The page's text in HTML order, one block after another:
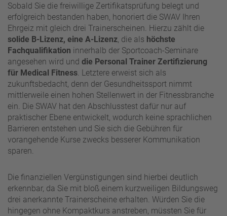
Sobald Sie die freiwillige Zertifikatsprüfung belegt und
erfolgreich bestanden haben, honoriert die SWAV Ihren
Ehrgeiz mit gleich drei Trainerscheinen. Hierzu zählt die
solide B-Lizenz, eine A-Lizenz, die als höchste
Fachqualifikation innerhalb der Sportcoach-Seminare
angesehen wird und die Personal Trainer Zertifizierung
für Medical Fitness . Letztere erweist sich als
zukunftsbedacht, denn der Gesundheitssport nimmt
mittlerweile einen hohen Stellenwert in der Fitnessbranche
ein. Die SWAV hat den Abschlusstest dafür nur auf
praktischer Ebene entwickelt, wodurch keine sprachlichen
Barrieren entstehen und Sie sich die Gebühren für
vorangehende Kurse zwecks besserer Kommunikation
sparen.
Die finanziellen Vergünstigungen sind hierbei deutlich
erkennbar, da Sie mit bloß einem kurzweiligen Bildungsweg
drei anerkannte Trainerscheine erhalten. Würden Sie die
hingegen ohne Kompaktkurs anstreben, müssten Sie für